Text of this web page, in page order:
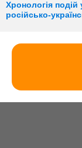
Хронологія подій
російсько-